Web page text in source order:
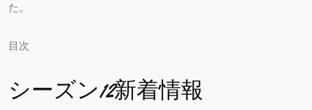
た。
目次
シーズン12新着情報